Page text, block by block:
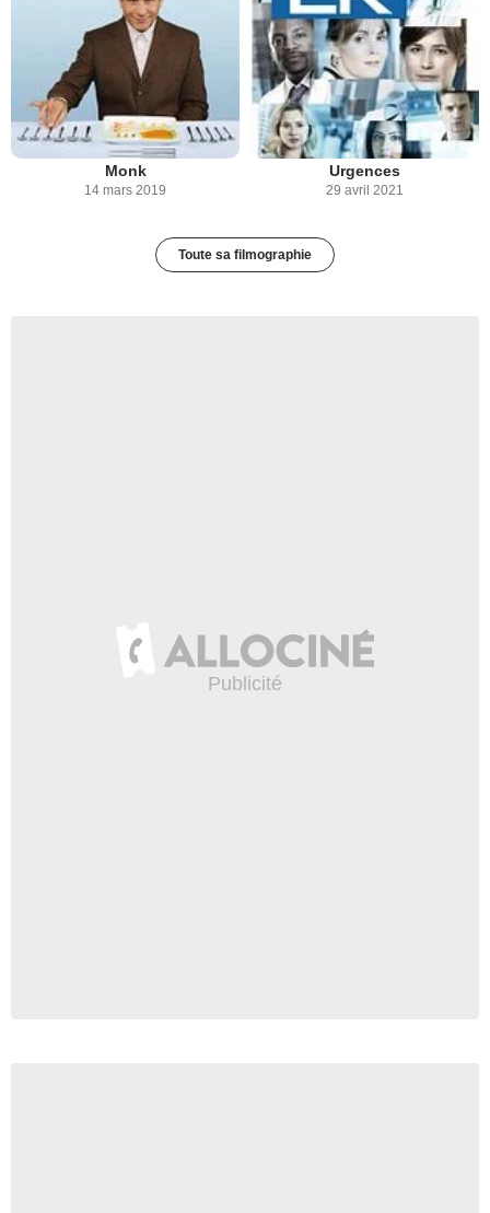
Monk
14 mars 2019
Urgences
29 avril 2021
Toute sa filmographie